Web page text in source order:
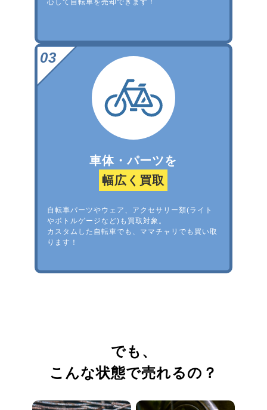
心して自転車を売却できます！
車体・パーツを
幅広く買取
自転車パーツやウェア、アクセサリー類(ライト
やボトルゲージなど)も買取対象。
カスタムした自転車でも、ママチャリでも買い取
ります！
でも、
こんな状態で売れるの？